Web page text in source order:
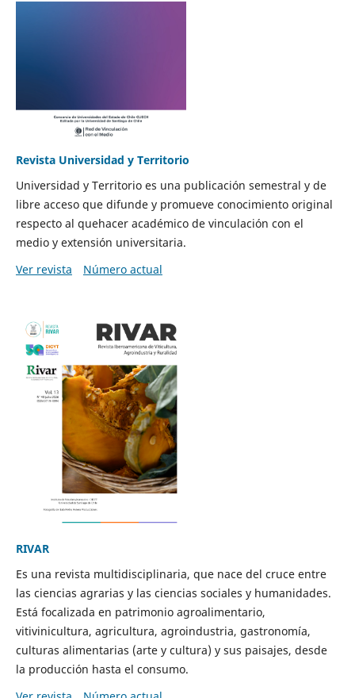
Revista Universidad y Territorio
Universidad y Territorio es una publicación semestral y de
libre acceso que difunde y promueve conocimiento original
respecto al quehacer académico de vinculación con el
medio y extensión universitaria.
Ver revista
Número actual
RIVAR
Es una revista multidisciplinaria, que nace del cruce entre
las ciencias agrarias y las ciencias sociales y humanidades.
Está focalizada en patrimonio agroalimentario,
vitivinicultura, agricultura, agroindustria, gastronomía,
culturas alimentarias (arte y cultura) y sus paisajes, desde
la producción hasta el consumo.